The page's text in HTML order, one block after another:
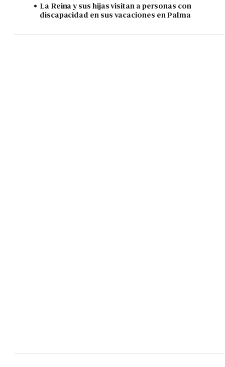
La Reina y sus hijas visitan a personas con
discapacidad en sus vacaciones en Palma